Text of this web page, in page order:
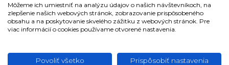
FUNKCIA
deň v týždni , skrutkovacia korunka ,
dátum
VEĽKOSŤ
Môžeme ich umiestniť na analýzu údajov o našich návštevníkoch, na
zlepšenie našich webových stránok, zobrazovanie prispôsobeného
obsahu a na poskytovanie skvelého zážitku z webových stránok. Pre
viac informácií o cookies používame otvorené nastavenia.
Povoliť všetko Prispôsobiť nastavenia